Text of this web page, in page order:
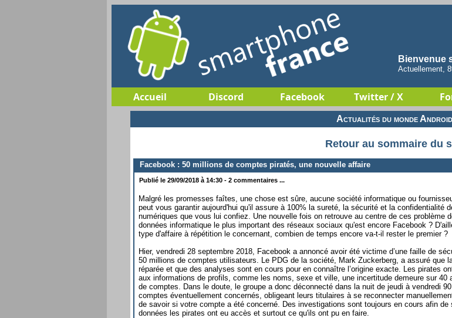
Bienvenue
Actuellement,
Accueil Discord Facebook Twitter / X
Actualités du monde Android
Retour au sommaire du
Facebook : 50 millions de comptes piratés, une nouvelle affaire
Publié le 29/09/2018 à 14:30 - 2 commentaires ...
Malgré les promesses faîtes, une chose est sûre, aucune société informatique ou
peut vous garantir aujourd'hui qu'il assure à 100% la sureté, la sécurité et la confidentialité
numériques que vous lui confiez. Une nouvelle fois on retrouve au centre de ces problème
données informatique le plus important des réseaux sociaux qu'est encore Facebook ?
type d'affaire à répétition le concernant, combien de temps encore va-t-il rester le premier ?
Hier, vendredi 28 septembre 2018, Facebook a annoncé avoir été victime d’une faille de
50 millions de comptes utilisateurs. Le PDG de la société, Mark Zuckerberg, a assuré que
réparée et que des analyses sont en cours pour en connaître l’origine exacte. Les pirates
aux informations de profils, comme les noms, sexe et ville, une incertitude demeure sur 40
de comptes. Dans le doute, le groupe a donc déconnecté dans la nuit de jeudi à vendredi
comptes éventuellement concernés, obligeant leurs titulaires à se reconnecter
de savoir si votre compte a été concerné. Des investigations sont toujours en cours afin de
données les pirates ont eu accès et surtout ce qu'ils ont pu en faire.